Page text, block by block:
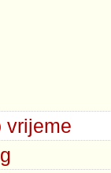
vrijeme